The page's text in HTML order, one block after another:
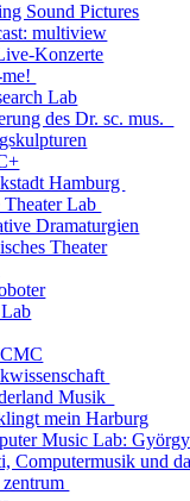
Sound Pictures
multiview
Konzerte
Lab
des Dr. sc. mus.
Hamburg
Theater Lab
Dramaturgien
Theater
Musik
mein Harburg
Music Lab: György
Computermusik und